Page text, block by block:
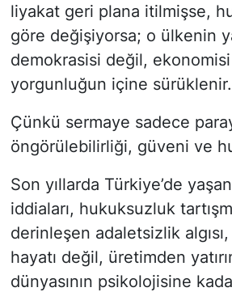
liyakat geri plana itilmişse,
göre değişiyorsa; o ülkenin
demokrasisi değil, ekonomisi
yorgunluğun içine sürüklenir.
Çünkü sermaye sadece
öngörülebilirliği, güveni ve
Son yıllarda Türkiye’de
iddiaları, hukuksuzluk
derinleşen adaletsizlik
hayatı değil, üretimden
dünyasının psikolojisine